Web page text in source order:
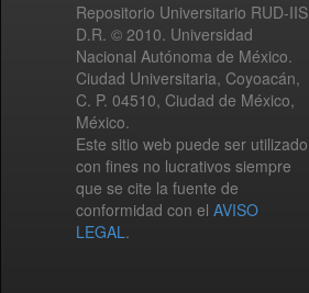
Repositorio Universitario RUD-IIS
D.R. © 2010. Universidad
Nacional Autónoma de México.
Ciudad Universitaria, Coyoacán,
C. P. 04510, Ciudad de México,
México.
Este sitio web puede ser utilizado
con fines no lucrativos siempre
que se cite la fuente de
conformidad con el AVISO
LEGAL.